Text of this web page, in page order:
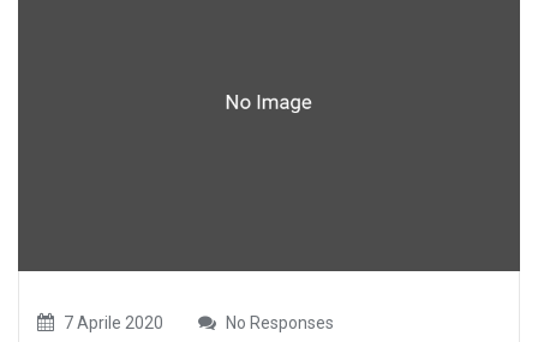
7 Aprile 2020 No Responses